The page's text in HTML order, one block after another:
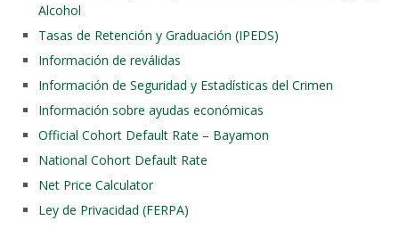
Alcohol
Tasas de Retención y Graduación (IPEDS)
Información de reválidas
Información de Seguridad y Estadísticas del Crimen
Información sobre ayudas económicas
Official Cohort Default Rate – Bayamon
National Cohort Default Rate
Net Price Calculator
Ley de Privacidad (FERPA)